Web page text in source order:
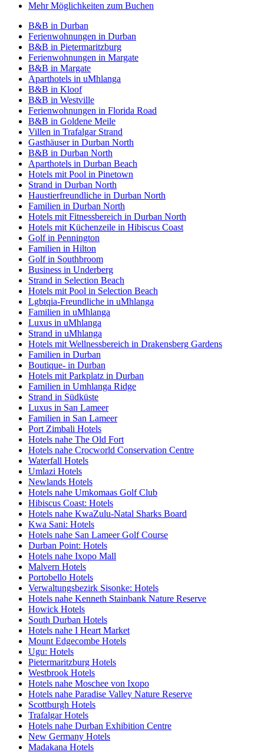
Mehr Möglichkeiten zum Buchen
B&B in Durban
Ferienwohnungen in Durban
B&B in Pietermaritzburg
Ferienwohnungen in Margate
B&B in Margate
Aparthotels in uMhlanga
B&B in Kloof
B&B in Westville
Ferienwohnungen in Florida Road
B&B in Goldene Meile
Villen in Trafalgar Strand
Gasthäuser in Durban North
B&B in Durban North
Aparthotels in Durban Beach
Hotels mit Pool in Pinetown
Strand in Durban North
Haustierfreundliche in Durban North
Familien in Durban North
Hotels mit Fitnessbereich in Durban North
Hotels mit Küchenzeile in Hibiscus Coast
Golf in Pennington
Familien in Hilton
Golf in Southbroom
Business in Underberg
Strand in Selection Beach
Hotels mit Pool in Selection Beach
Lgbtqia-Freundliche in uMhlanga
Familien in uMhlanga
Luxus in uMhlanga
Strand in uMhlanga
Hotels mit Wellnessbereich in Drakensberg Gardens
Familien in Durban
Boutique- in Durban
Hotels mit Parkplatz in Durban
Familien in Umhlanga Ridge
Strand in Südküste
Luxus in San Lameer
Familien in San Lameer
Port Zimbali Hotels
Hotels nahe The Old Fort
Hotels nahe Crocworld Conservation Centre
Waterfall Hotels
Umlazi Hotels
Newlands Hotels
Hotels nahe Umkomaas Golf Club
Hibiscus Coast: Hotels
Hotels nahe KwaZulu-Natal Sharks Board
Kwa Sani: Hotels
Hotels nahe San Lameer Golf Course
Durban Point: Hotels
Hotels nahe Ixopo Mall
Malvern Hotels
Portobello Hotels
Verwaltungsbezirk Sisonke: Hotels
Hotels nahe Kenneth Stainbank Nature Reserve
Howick Hotels
South Durban Hotels
Hotels nahe I Heart Market
Mount Edgecombe Hotels
Ugu: Hotels
Pietermaritzburg Hotels
Westbrook Hotels
Hotels nahe Moschee von Ixopo
Hotels nahe Paradise Valley Nature Reserve
Scottburgh Hotels
Trafalgar Hotels
Hotels nahe Durban Exhibition Centre
New Germany Hotels
Madakana Hotels